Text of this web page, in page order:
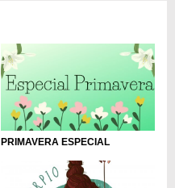
PRIMAVERA ESPECIAL